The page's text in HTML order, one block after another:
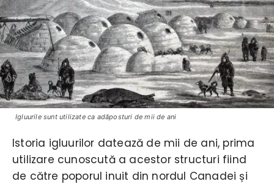
Igluurile sunt utilizate ca adăposturi de mii de ani
Istoria igluurilor datează de mii de ani, prima
utilizare cunoscută a acestor structuri fiind
de către poporul inuit din nordul Canadei și